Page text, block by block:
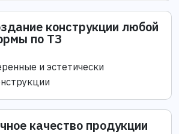
конструкции любой
по ТЗ
и эстетически
качество продукции